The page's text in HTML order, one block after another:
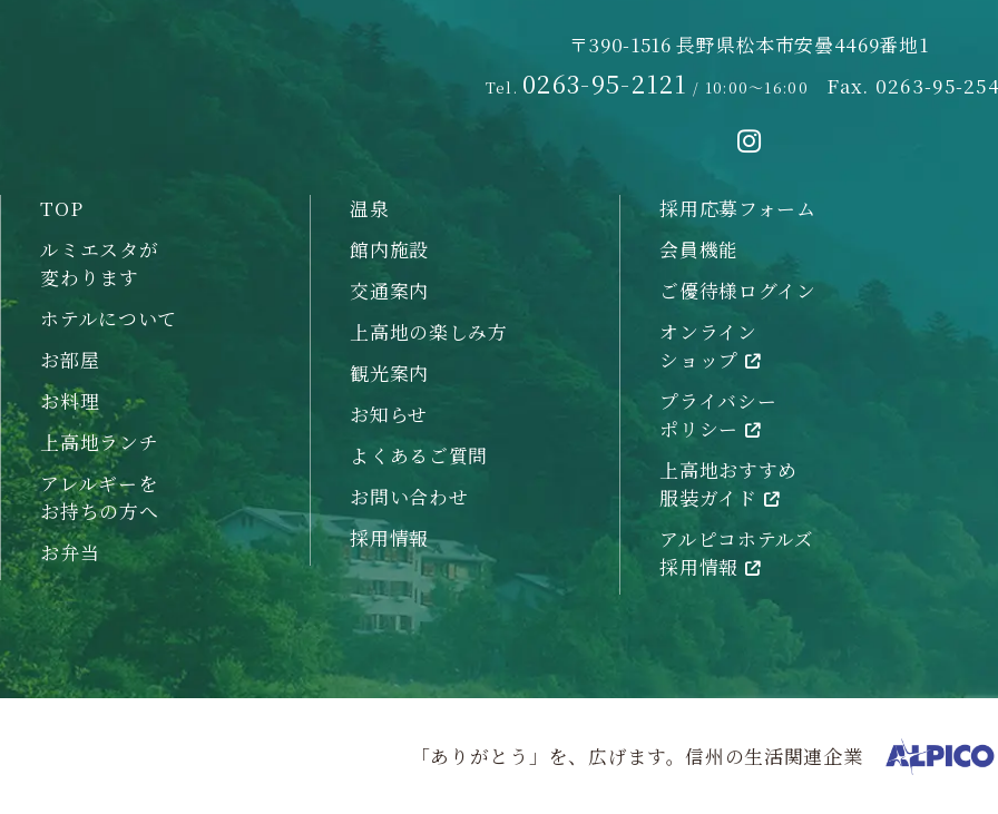
〒390-1516 長野県松本市安曇4469番地1
Tel. 0263-95-2121 / 10:00～16:00 Fax. 0263-95-
TOP
ルミエスタが
変わります
ホテルについて
お部屋
お料理
上高地ランチ
アレルギーを
お持ちの方へ
お弁当
温泉
館内施設
交通案内
上高地の楽しみ方
観光案内
お知らせ
よくあるご質問
お問い合わせ
採用情報
採用応募フォーム
会員機能
ご優待様ログイン
オンライン
ショップ
プライバシー
ポリシー
上高地おすすめ
服装ガイド
アルピコホテルズ
採用情報
「ありがとう」を、広げます。信州の生活関連企業